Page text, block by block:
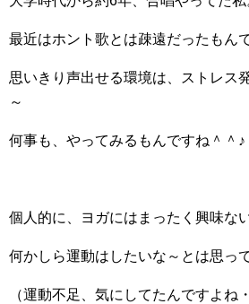
最近はホント歌とは疎遠だったもん
思いきり声出せる環境は、ストレス
～
何事も、やってみるもんですね＾＾♪
個人的に、ヨガにはまったく興味な
何かしら運動はしたいな～とは思っ
（運動不足、気にしてたんですよね